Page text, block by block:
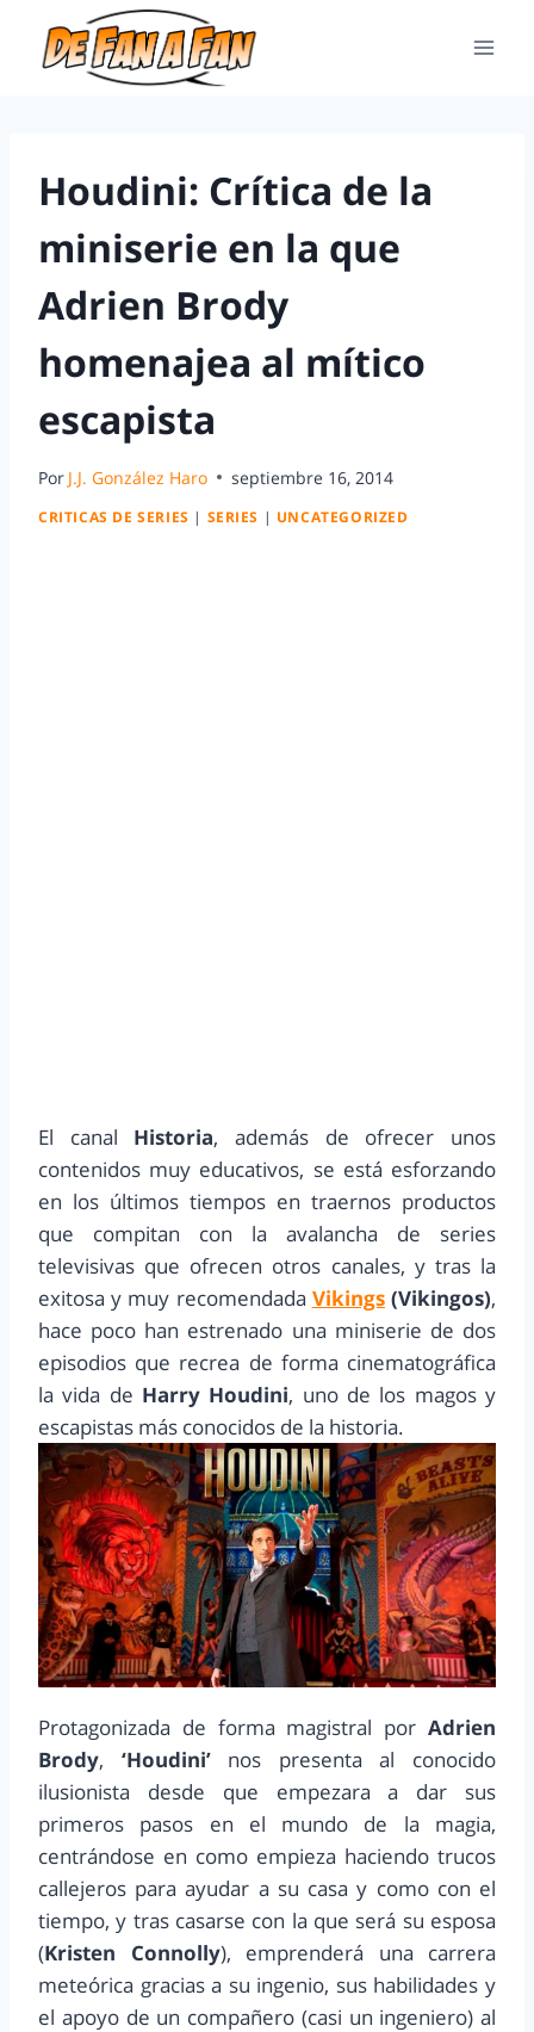
Houdini: Crítica de la
miniserie en la que
Adrien Brody
homenajea al mítico
escapista
Por J.J. González Haro septiembre 16, 2014
CRITICAS DE SERIES | SERIES | UNCATEGORIZED
El canal Historia, además de ofrecer unos
contenidos muy educativos, se está esforzando
en los últimos tiempos en traernos productos
que compitan con la avalancha de series
televisivas que ofrecen otros canales, y tras la
exitosa y muy recomendada Vikings(Vikingos),
hace poco han estrenado una miniserie de dos
episodios que recrea de forma cinematográfica
la vida de Harry Houdini, uno de los magos y
escapistas más conocidos de la historia.
Protagonizada de forma magistral por Adrien
Brody, ‘Houdini’nos presenta al conocido
ilusionista desde que empezara a dar sus
primeros pasos en el mundo de la magia,
centrándose en como empieza haciendo trucos
callejeros para ayudar a su casa y como con el
tiempo, y tras casarse con la que será su esposa
(Kristen Connolly), emprenderá una carrera
meteórica gracias a su ingenio, sus habilidades y
el apoyo de un compañero (casi un ingeniero) al